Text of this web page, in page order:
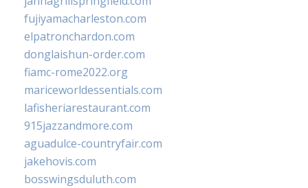
fujiyamacharleston.com
elpatronchardon.com
donglaishun-order.com
fiamc-rome2022.org
mariceworldessentials.com
lafisheriarestaurant.com
915jazzandmore.com
aguadulce-countryfair.com
jakehovis.com
bosswingsduluth.com